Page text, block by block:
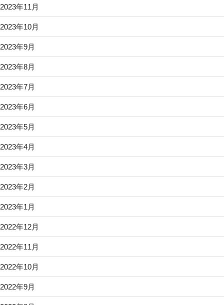
2023年11月
2023年10月
2023年9月
2023年8月
2023年7月
2023年6月
2023年5月
2023年4月
2023年3月
2023年2月
2023年1月
2022年12月
2022年11月
2022年10月
2022年9月